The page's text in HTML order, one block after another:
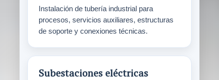
Instalación de tubería industrial para
procesos, servicios auxiliares, estructuras
de soporte y conexiones técnicas.
Subestaciones eléctricas